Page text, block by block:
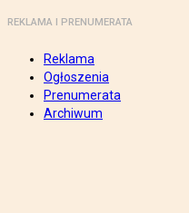
REKLAMA I PRENUMERATA
Reklama
Ogłoszenia
Prenumerata
Archiwum